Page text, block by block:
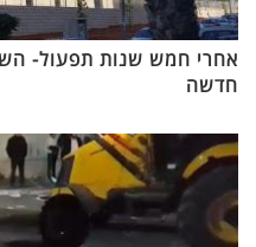
אחרי חמש שנות תפעול-
חדשה